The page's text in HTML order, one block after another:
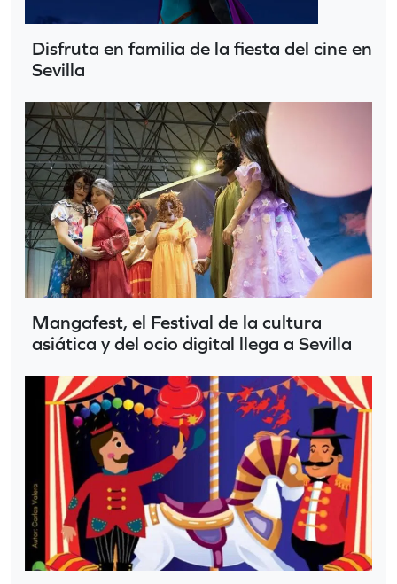
Disfruta en familia de la fiesta del cine en
Sevilla
Mangafest, el Festival de la cultura
asiática y del ocio digital llega a Sevilla